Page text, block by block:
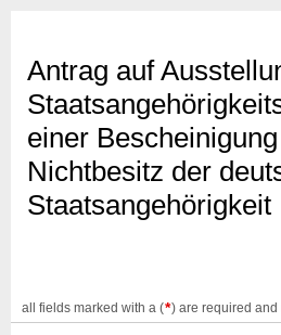
Antrag auf
einer
Nichtbesitz der
Staatsangehörigkeit
all fields marked with a (*) are required